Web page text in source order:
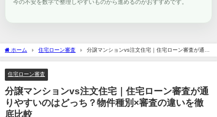
今の不安を数字で整理しやすいものから進めるのがおすすめです。
ホーム 住宅ローン審査
分譲マンションvs注文住宅｜住宅ローン審査が通り
やすいのはどっち？物件種別×審査の違いを徹底比較
住宅ローン審査
分譲マンションvs注文住宅｜住宅ローン審査が通
りやすいのはどっち？物件種別×審査の違いを徹
底比較